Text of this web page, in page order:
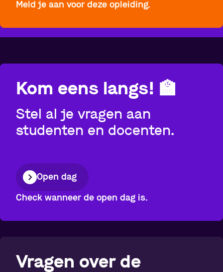
Meld je aan voor deze opleiding.
Kom eens langs! 🏫
Stel al je vragen aan
studenten en docenten.
Open dag
Check wanneer de open dag is.
Vragen over de